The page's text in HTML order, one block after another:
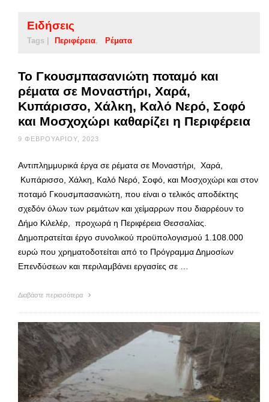
Ειδήσεις
Tags | Περιφέρεια Ρέματα
Το Γκουσμπασανιώτη ποταμό και
ρέματα σε Μοναστήρι, Χαρά,
Κυπάρισσο, Χάλκη, Καλό Νερό, Σοφό
και Μοσχοχώρι καθαρίζει η Περιφέρεια
9 ΦΕΒΡΟΥΑΡΊΟΥ, 2023
Αντιπλημμυρικά έργα σε ρέματα σε Μοναστήρι, Χαρά,
Κυπάρισσο, Χάλκη, Καλό Νερό, Σοφό, και Μοσχοχώρι και στον
ποταμό Γκουσμπασανιώτη, που είναι ο τελικός αποδέκτης
σχεδόν όλων των ρεμάτων και χείμαρρων που διαρρέουν το
Δήμο Κιλελέρ, προχωρά η Περιφέρεια Θεσσαλίας.
Δημοπρατείται έργο συνολικού προϋπολογισμού 1.108.000
ευρώ που χρηματοδοτείται από το Πρόγραμμα Δημοσίων
Επενδύσεων και περιλαμβάνει εργασίες σε …
Διαβάστε περισσότερα